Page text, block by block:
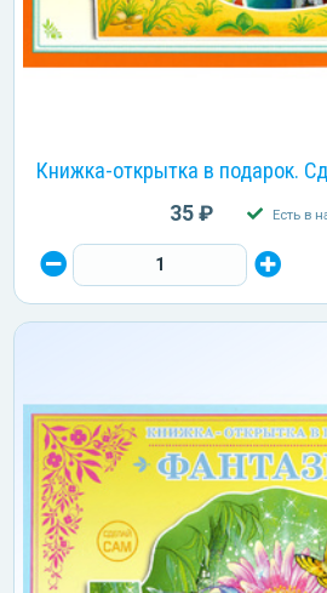
Книжка-открытка в подарок.
35 ₽ Есть в